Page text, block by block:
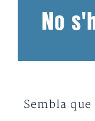
No
Sembla